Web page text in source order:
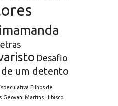
Desafio
de um detento
Filhos de
Geovani Martins Hibisco